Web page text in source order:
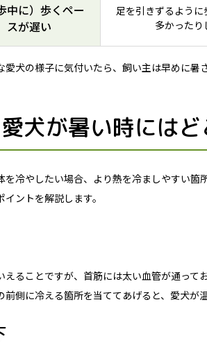
中に）歩くペー
スが遅い
足を引きずるよう
多かった
愛犬の様子に気付いたら、飼い主は早めに暑
犬が暑い時には
を冷やしたい場合、より熱を冷ましやすい箇
イントを解説します。
えることですが、首筋には太い血管が通っ
前側に冷える箇所を当ててあげると、愛犬が